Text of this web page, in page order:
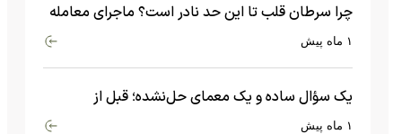
چرا سرطان قلب تا این حد نادر است؟ ماجرای معامله
عجیبی که در بدن اتفاق می‌افتد!۱ ماه پیش
یک سؤال ساده و یک معمای حل‌نشده؛ قبل از
بیگ‌بنگ و آغاز جهان چه چیزی وجود داشت؟۱ ماه پیش